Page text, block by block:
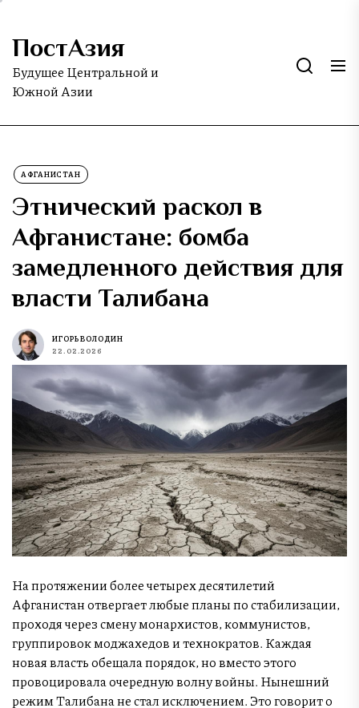
Skip
the
content
ПостАзия
Будущее Центральной и
Южной Азии
АФГАНИСТАН
Этнический раскол в
Афганистане: бомба
замедленного действия для
власти Талибана
ИГОРЬ ВОЛОДИН
22.02.2026
На протяжении более четырех десятилетий
Афганистан отвергает любые планы по стабилизации,
проходя через смену монархистов, коммунистов,
группировок моджахедов и технократов. Каждая
новая власть обещала порядок, но вместо этого
провоцировала очередную волну войны. Нынешний
режим Талибана не стал исключением. Это говорит о